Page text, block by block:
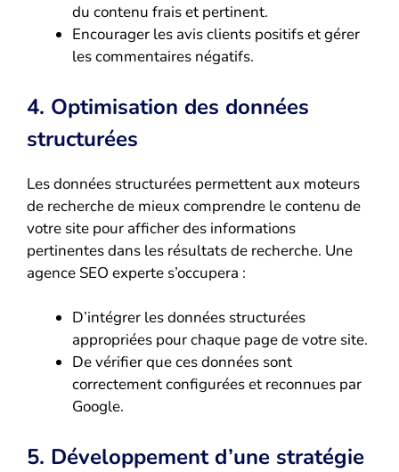
du contenu frais et pertinent.
Encourager les avis clients positifs et gérer
les commentaires négatifs.
4. Optimisation des données
structurées
Les données structurées permettent aux moteurs
de recherche de mieux comprendre le contenu de
votre site pour afficher des informations
pertinentes dans les résultats de recherche. Une
agence SEO experte s’occupera :
D’intégrer les données structurées
appropriées pour chaque page de votre site.
De vérifier que ces données sont
correctement configurées et reconnues par
Google.
5. Développement d’une stratégie